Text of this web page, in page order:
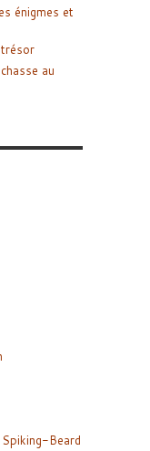
énigmes et
trésor
au
Beard